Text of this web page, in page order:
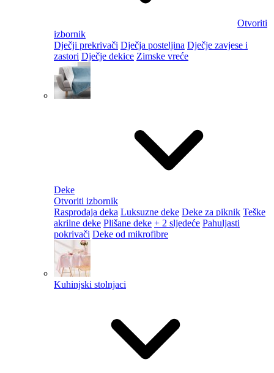
Otvoriti
izbornik
Dječji prekrivači Dječja posteljina Dječje zavjese i
zastori Dječje dekice Zimske vreće
Deke
Otvoriti izbornik
Rasprodaja deka Luksuzne deke Deke za piknik Teške
akrilne deke Plišane deke + 2 sljedeće Pahuljasti
pokrivači Deke od mikrofibre
Kuhinjski stolnjaci